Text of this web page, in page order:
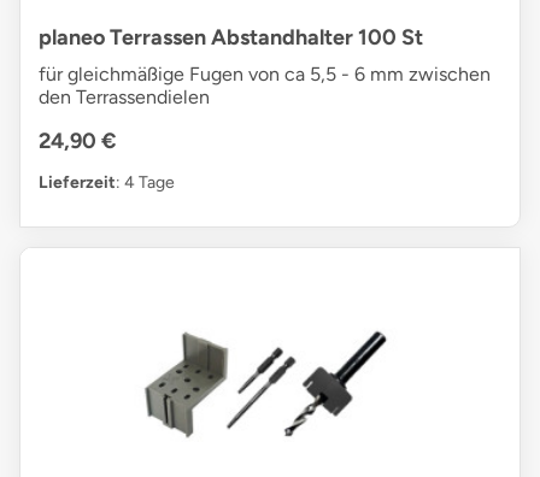
planeo Terrassen Abstandhalter 100 St
für gleichmäßige Fugen von ca 5,5 - 6 mm zwischen
den Terrassendielen
24,90 €
Lieferzeit: 4 Tage